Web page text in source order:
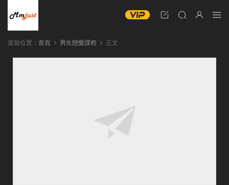
當前位置： 首頁 男生戀愛課程 正文